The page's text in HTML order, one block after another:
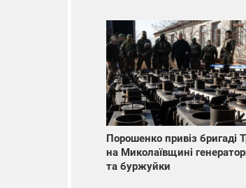
Порошенко привіз бригаді
на Миколаївщині
та буржуйки